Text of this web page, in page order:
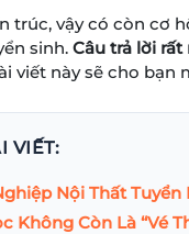
trúc, vậy có còn cơ
sinh. Câu trả lời rất
viết này sẽ cho
VIẾT:
Nội Thất
Không Còn Là “Vé